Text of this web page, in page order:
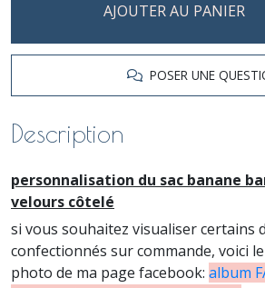
AJOUTER AU PANIER
POSER UNE
Description
personnalisation du sac banane
velours côtelé
si vous souhaitez visualiser certains
confectionnés sur commande, voici
photo de ma page facebook: album